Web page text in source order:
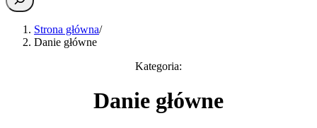
Strona główna/
Danie główne
Kategoria:
Danie główne